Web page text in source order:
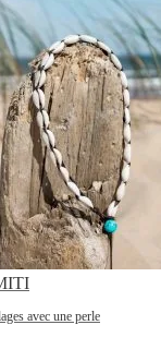
avec une perle